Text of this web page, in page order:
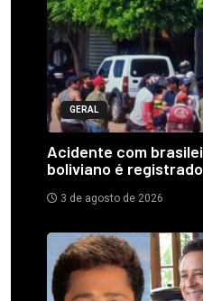
GERAL
Acidente com
boliviano é
3 de agosto de 2026